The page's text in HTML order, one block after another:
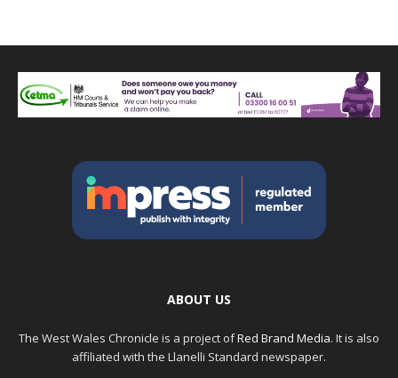
ABOUT US
The West Wales Chronicle is a project ofRed Brand Media. It is also
affiliated with the Llanelli Standard newspaper.